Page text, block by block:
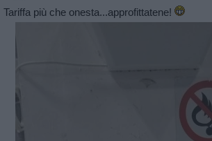
Tariffa più che onesta...approfittatene!